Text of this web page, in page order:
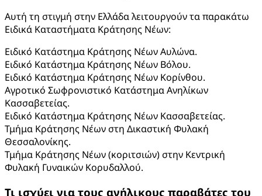
Αυτή τη στιγμή στην Ελλάδα λειτουργούν τα παρακάτω
Ειδικά Καταστήματα Κράτησης Νέων:
Ειδικό Κατάστημα Κράτησης Νέων Αυλώνα.
Ειδικό Κατάστημα Κράτησης Νέων Βόλου.
Ειδικό Κατάστημα Κράτησης Νέων Κορίνθου.
Αγροτικό Σωφρονιστικό Κατάστημα Ανηλίκων
Κασσαβετείας.
Ειδικό Κατάστημα Κράτησης Νέων Κασσαβετείας.
Τμήμα Κράτησης Νέων στη Δικαστική Φυλακή
Θεσσαλονίκης.
Τμήμα Κράτησης Νέων (κοριτσιών) στην Κεντρική
Φυλακή Γυναικών Κορυδαλλού.
Τι ισχύει για τους ανήλικους παραβάτες του